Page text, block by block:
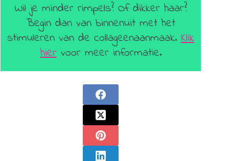
Wil je minder rimpels? Of dikker haar?
Begin dan van binnenuit met het
stimuleren van de collageenaanmaak.Klik
hiervoor meer informatie.